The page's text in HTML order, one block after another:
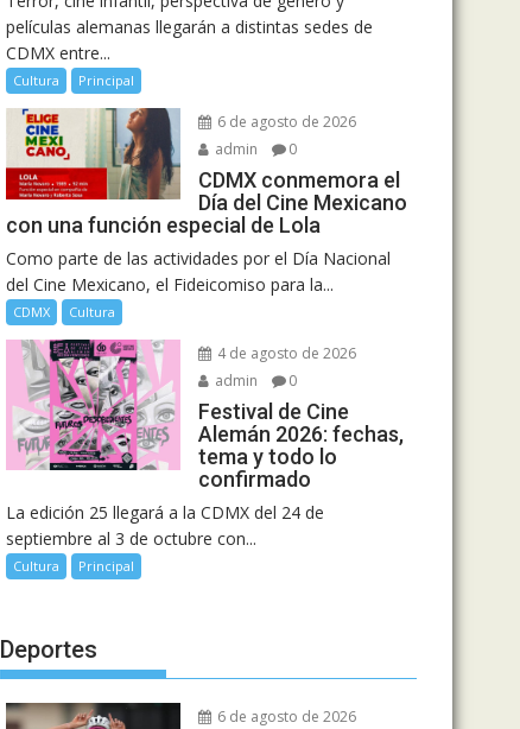
películas alemanas llegarán a distintas sedes de
CDMX entre...
Cultura Principal
6 de agosto de 2026
admin
0
CDMX conmemora el
Día del Cine Mexicano
con una función especial de Lola
Como parte de las actividades por el Día Nacional
del Cine Mexicano, el Fideicomiso para la...
CDMX Cultura
4 de agosto de 2026
admin
0
Festival de Cine
Alemán 2026: fechas,
tema y todo lo
confirmado
La edición 25 llegará a la CDMX del 24 de
septiembre al 3 de octubre con...
Cultura Principal
Deportes
6 de agosto de 2026